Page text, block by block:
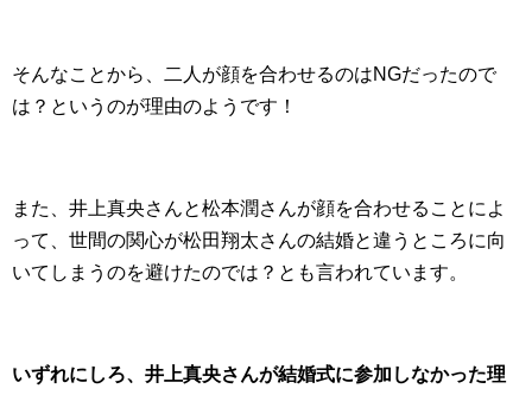
そんなことから、二人が顔を合わせるのはNGだったので
は？というのが理由のようです！
また、井上真央さんと松本潤さんが顔を合わせることによ
って、世間の関心が松田翔太さんの結婚と違うところに向
いてしまうのを避けたのでは？とも言われています。
いずれにしろ、井上真央さんが結婚式に参加しなかった理